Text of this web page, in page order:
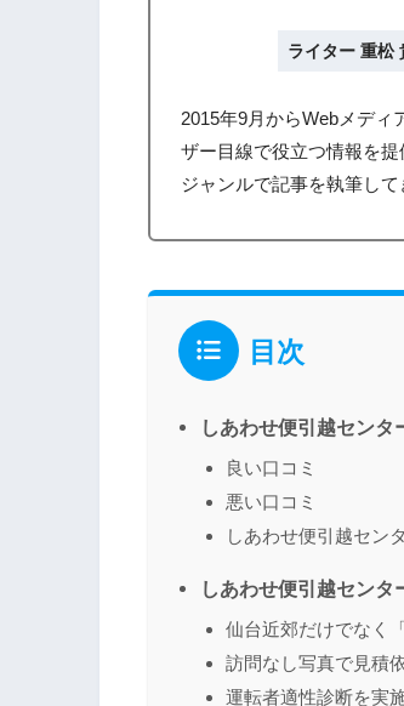
ライター 重松
2015年9月からWebメディ
ザー目線で役立つ情報を
ジャンルで記事を執筆し
目次
しあわせ便引越センタ
良い口コミ
悪い口コミ
しあわせ便引越セン
しあわせ便引越センタ
仙台近郊だけでなく
訪問なし写真で見積
運転者適性診断を実